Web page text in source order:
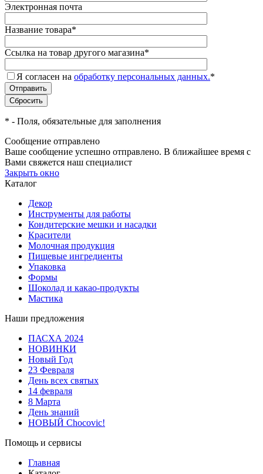
Электронная почта
Название товара*
Ссылка на товар другого магазина*
Я согласен на обработку персональных данных.*
* - Поля, обязательные для заполнения
Сообщение отправлено
Ваше сообщение успешно отправлено. В ближайшее время с
Вами свяжется наш специалист
Закрыть окно
Каталог
Декор
Инструменты для работы
Кондитерские мешки и насадки
Красители
Молочная продукция
Пищевые ингредиенты
Упаковка
Формы
Шоколад и какао-продукты
Мастика
Наши предложения
ПАСХА 2024
НОВИНКИ
Новый Год
23 Февраля
День всех святых
14 февраля
8 Марта
День знаний
НОВЫЙ Chocovic!
Помощь и сервисы
Главная